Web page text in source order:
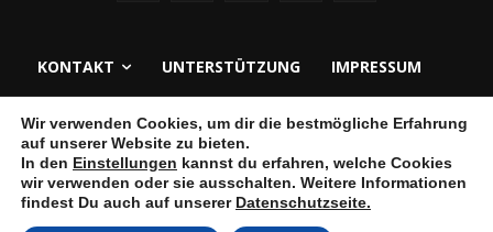
KONTAKT UNTERSTÜTZUNG IMPRESSUM
DATENSCHUTZERKLÄRUNG EMPFEHLUNGEN
© 2022 Nordlicht-Steinburg
Wir verwenden Cookies, um dir die bestmögliche Erfahrung
auf unserer Website zu bieten.
In den Einstellungen kannst du erfahren, welche Cookies
wir verwenden oder sie ausschalten. Weitere Informationen
findest Du auch auf unserer Datenschutzseite.